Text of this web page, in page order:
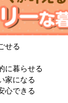
せる
に暮らせる
家になる
心できる